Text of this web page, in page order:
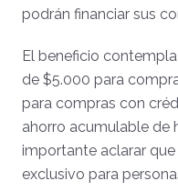
podrán financiar sus
El beneficio
de $5.000 para
para compras con
ahorro acumulable de
importante aclarar
exclusivo para